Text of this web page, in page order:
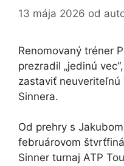
13 mája 2026 od
Renomovaný tréner
prezradil „jedinú
zastaviť neuveriteľnú
Sinnera.
Od prehry s
februárovom
Sinner turnaj ATP